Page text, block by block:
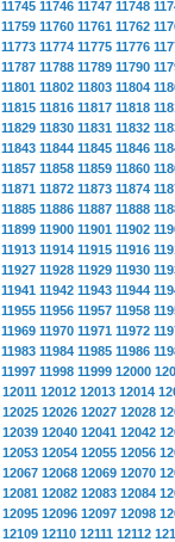
11745 11746 11747 11748
11759 11760 11761 11762
11773 11774 11775 11776
11787 11788 11789 11790
11801 11802 11803 11804
11815 11816 11817 11818
11829 11830 11831 11832
11843 11844 11845 11846
11857 11858 11859 11860
11871 11872 11873 11874
11885 11886 11887 11888
11899 11900 11901 11902
11913 11914 11915 11916
11927 11928 11929 11930
11941 11942 11943 11944
11955 11956 11957 11958
11969 11970 11971 11972
11983 11984 11985 11986
11997 11998 11999 12000
12011 12012 12013 12014
12025 12026 12027 12028
12039 12040 12041 12042
12053 12054 12055 12056
12067 12068 12069 12070
12081 12082 12083 12084
12095 12096 12097 12098
12109 12110 12111 12112